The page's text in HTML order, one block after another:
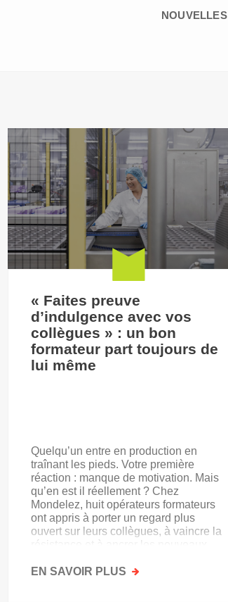
NOUVELLES
« Faites preuve
d’indulgence avec vos
collègues » : un bon
formateur part toujours de
lui même
Quelqu’un entre en production en
traînant les pieds. Votre première
réaction : manque de motivation. Mais
qu’en est il réellement ? Chez
Mondelez, huit opérateurs formateurs
ont appris à porter un regard plus
ouvert sur leurs collègues, à vaincre la
résistance et à ancrer les nouveaux
EN SAVOIR PLUS SUR